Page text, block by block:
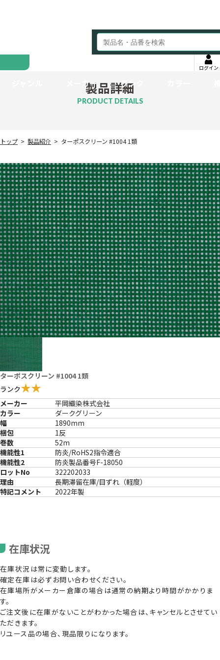
ログイン
メーカー ランク
製品詳細
PRODUCT DETAILS
トップ 製品紹介 ターポスクリーン #1004 1類
ターポスクリーン #1004 1類
ランク★★
メーカー
平岡織染株式会社
カラー
ダークグリーン
幅
1890mm
梱包
1反
巻数
52m
機能性1
防炎/RoHS2指令適合
機能性2
防炎製品番号F-18050
ロットNo
322202033
理由
長期滞留在庫/目ずれ（軽度）
特記コメント
2022年製
在庫状況
在庫状況は常に変動します。
確定在庫は必ずお問い合わせください。
在庫場所がメーカー倉庫の場合は通常の納期より時間がかかりま
す。
ご注文後に在庫がないことがわかった場合は、キャンセルとさせてい
ただきます。
リユース品の場合、現品限りになります。